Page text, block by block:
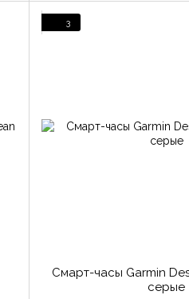
3
Смарт-часы Garmin
серые